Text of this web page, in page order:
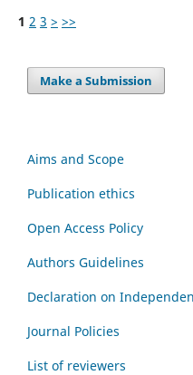
1 2 3 > >>
Make a Submission
Aims and Scope
Publication ethics
Open Access Policy
Authors Guidelines
Declaration on
Journal Policies
List of reviewers